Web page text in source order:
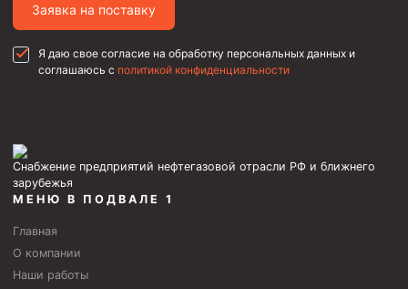
Заявка на поставку
Я даю свое согласие на обработку персональных данных и
соглашаюсь с политикой конфиденциальности
Снабжение предприятий нефтегазовой отрасли РФ и ближнего
зарубежья
МЕНЮ В ПОДВАЛЕ 1
Главная
О компании
Наши работы